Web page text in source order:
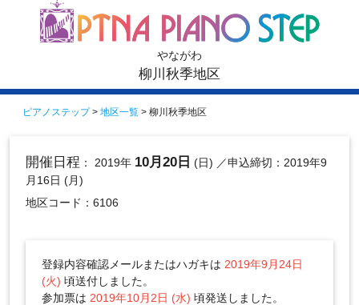
やながわ
柳川秋季地区
ピアノステップ> 地区一覧 > 柳川秋季地区
開催日程 ： 2019年 10月20日 (日) ／申込締切：2019年9
月16日 (月)
地区コード：6106
登録内容確認メールまたはハガキは 2019年9月24日
(火) 頃送付しました。
参加票は 2019年10月2日 (水) 頃発送しました。